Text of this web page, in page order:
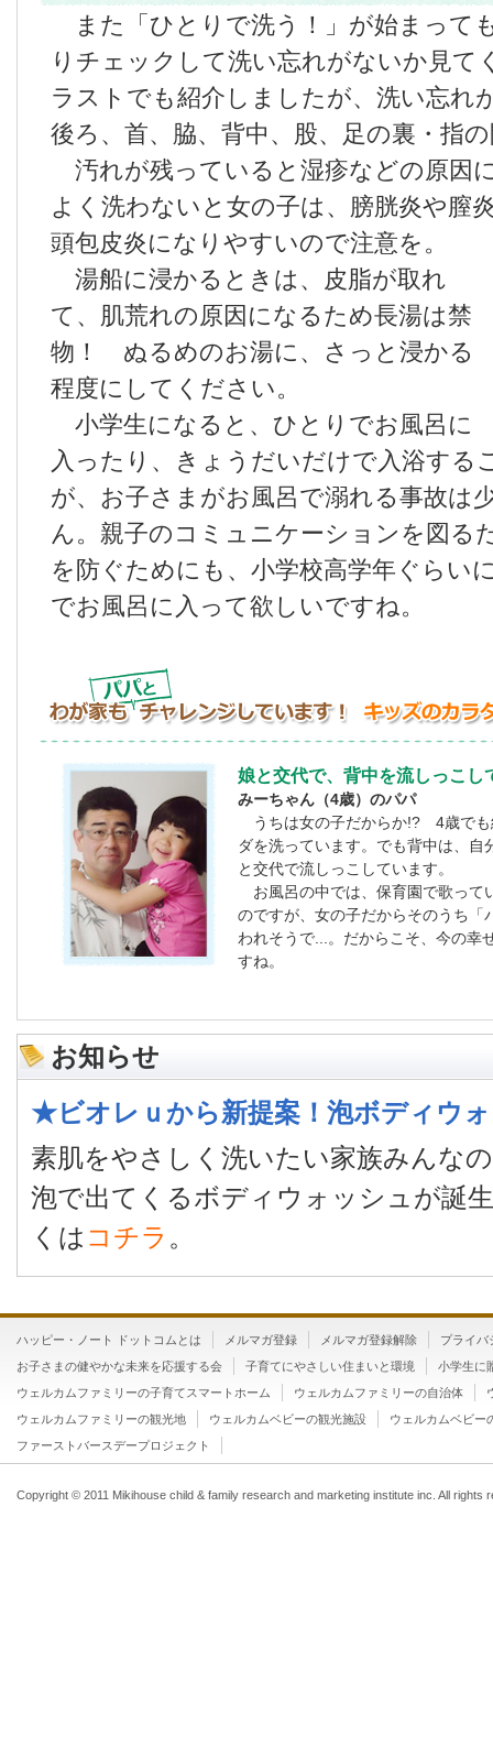
また「ひとりで洗う！」が始まって
りチェックして洗い忘れがないか見て
ラストでも紹介しましたが、洗い忘れ
後ろ、首、脇、背中、股、足の裏・指
汚れが残っていると湿疹などの原因
よく洗わないと女の子は、膀胱炎や膣
頭包皮炎になりやすいので注意を。
湯船に浸かるときは、皮脂が取れ
て、肌荒れの原因になるため長湯は禁
物！ ぬるめのお湯に、さっと浸かる
程度にしてください。
小学生になると、ひとりでお風呂に
入ったり、きょうだいだけで入浴する
が、お子さまがお風呂で溺れる事故は
ん。親子のコミュニケーションを図る
を防ぐためにも、小学校高学年ぐらい
でお風呂に入って欲しいですね。
娘と交代で、背中を流しっこし
みーちゃん（4歳）のパパ
うちは女の子だからか!? 4歳でも
ダを洗っています。でも背中は、自
と交代で流しっこしています。
お風呂の中では、保育園で歌って
のですが、女の子だからそのうち「
われそうで...。だからこそ、今の幸
すね。
お知らせ
★ビオレｕから新提案！泡ボディウ
素肌をやさしく洗いたい家族みんな
泡で出てくるボディウォッシュが誕
くは コチラ 。
ハッピー・ノート ドットコムとは メルマガ登録 メルマガ登録解除
プライバ
お子さまの健やかな未来を応援する会
子育てにやさしい住まいと環境
小学生に
ウェルカムファミリーの子育てスマートホーム
ウェルカムファミリーの自治体
ウェルカムファミリーの観光地
ウェルカムベビーの観光施設
ウェルカムベビー
ファーストバースデープロジェクト
Copyright © 2011 Mikihouse child & family research and marketing institute inc. All rights